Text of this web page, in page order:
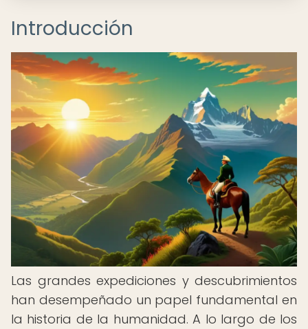
Introducción
Las grandes expediciones y descubrimientos
han desempeñado un papel fundamental en
la historia de la humanidad. A lo largo de los